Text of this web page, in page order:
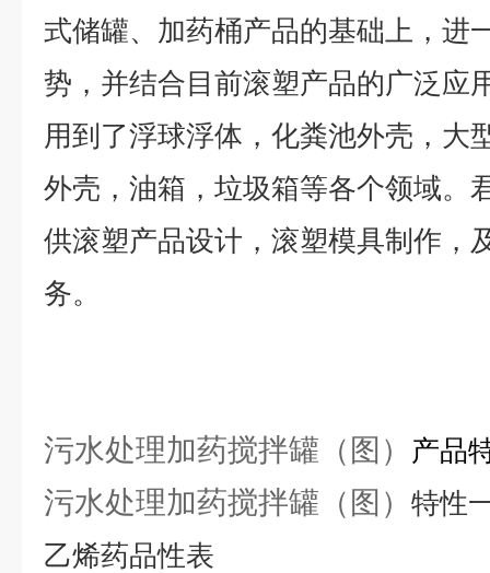
式储罐、加药桶产品的基础上，进
势，并结合目前滚塑产品的广泛应
用到了浮球浮体，化粪池外壳，大
外壳，油箱，垃圾箱等各个领域。
供滚塑产品设计，滚塑模具制作，
务。
污水处理加药搅拌罐（图） 产品
污水处理加药搅拌罐（图） 特性
乙烯药品性表